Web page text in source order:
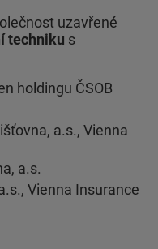
uzavřené
techniku s
holdingu ČSOB
a.s., Vienna
a.s.
Vienna Insurance